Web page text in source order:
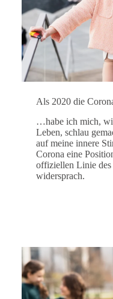
Als 2020 die
…habe ich mich,
Leben, schlau
auf meine innere
Corona eine
offiziellen Linie des
widersprach.